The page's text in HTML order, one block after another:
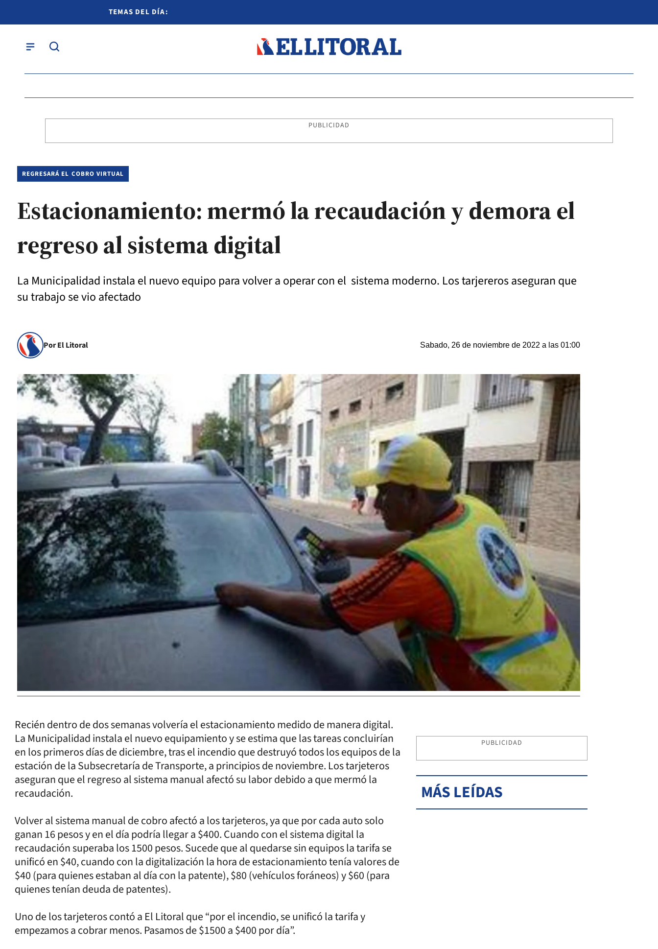
TEMAS DEL DÍA:
PUBLICIDAD
REGRESARÁ EL COBRO VIRTUAL
Estacionamiento: mermó la recaudación y demora el
regreso al sistema digital
La Municipalidad instala el nuevo equipo para volver a operar con el sistema moderno. Los tarjereros aseguran que
su trabajo se vio afectado
Por El Litoral Sabado, 26 de noviembre de 2022 a las 01:00
Recién dentro de dos semanas volvería el estacionamiento medido de manera digital.
La Municipalidad instala el nuevo equipamiento y se estima que las tareas concluirían
en los primeros días de diciembre, tras el incendio que destruyó todos los equipos de la
estación de la Subsecretaría de Transporte, a principios de noviembre. Los tarjeteros
aseguran que el regreso al sistema manual afectó su labor debido a que mermó la
recaudación.
Volver al sistema manual de cobro afectó a los tarjeteros, ya que por cada auto solo
ganan 16 pesos y en el día podría llegar a $400. Cuando con el sistema digital la
recaudación superaba los 1500 pesos. Sucede que al quedarse sin equipos la tarifa se
unificó en $40, cuando con la digitalización la hora de estacionamiento tenía valores de
$40 (para quienes estaban al día con la patente), $80 (vehículos foráneos) y $60 (para
quienes tenían deuda de patentes).
Uno de los tarjeteros contó a El Litoral que “por el incendio, se unificó la tarifa y
empezamos a cobrar menos. Pasamos de $1500 a $400 por día”.
PUBLICIDAD
MÁS LEÍDAS